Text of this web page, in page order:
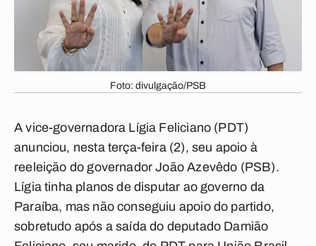
Foto: divulgação/PSB
A vice-governadora Lígia Feliciano (PDT)
anunciou, nesta terça-feira (2), seu apoio à
reeleição do governador João Azevêdo (PSB).
Lígia tinha planos de disputar ao governo da
Paraíba, mas não conseguiu apoio do partido,
sobretudo após a saída do deputado Damião